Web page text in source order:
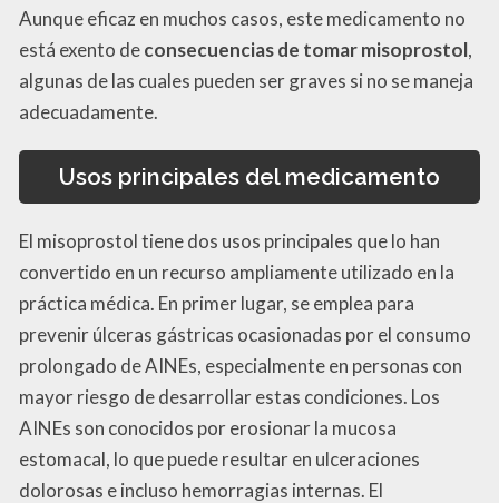
Aunque eficaz en muchos casos, este medicamento no
está exento deconsecuencias de tomar misoprostol,
algunas de las cuales pueden ser graves si no se maneja
adecuadamente.
Usos principales del medicamento
El misoprostol tiene dos usos principales que lo han
convertido en un recurso ampliamente utilizado en la
práctica médica. En primer lugar, se emplea para
prevenir úlceras gástricas ocasionadas por el consumo
prolongado de AINEs, especialmente en personas con
mayor riesgo de desarrollar estas condiciones. Los
AINEs son conocidos por erosionar la mucosa
estomacal, lo que puede resultar en ulceraciones
dolorosas e incluso hemorragias internas. El